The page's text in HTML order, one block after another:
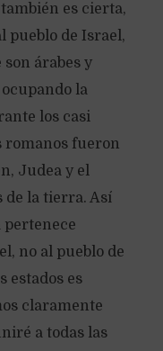
es cierta,
pueblo de Israel,
son árabes y
la
los casi
romanos fueron
Judea y el
de la tierra. Así
pertenece
no al pueblo de
estados es
claramente
a todas las